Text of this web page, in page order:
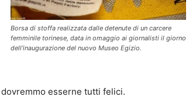
Borsa di stoffa realizzata dalle detenute di un carcere
femminile torinese, data in omaggio ai giornalisti il giorno
dell’inaugurazione del nuovo Museo Egizio.
esserne tutti felici.